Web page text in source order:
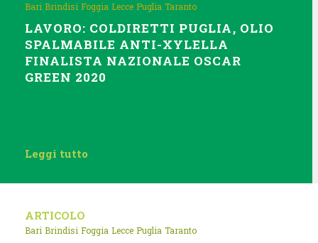
Bari Brindisi Foggia Lecce Puglia Taranto
LAVORO: COLDIRETTI PUGLIA, OLIO
SPALMABILE ANTI-XYLELLA
FINALISTA NAZIONALE OSCAR
GREEN 2020
Leggi tutto
ARTICOLO
Bari Brindisi Foggia Lecce Puglia Taranto